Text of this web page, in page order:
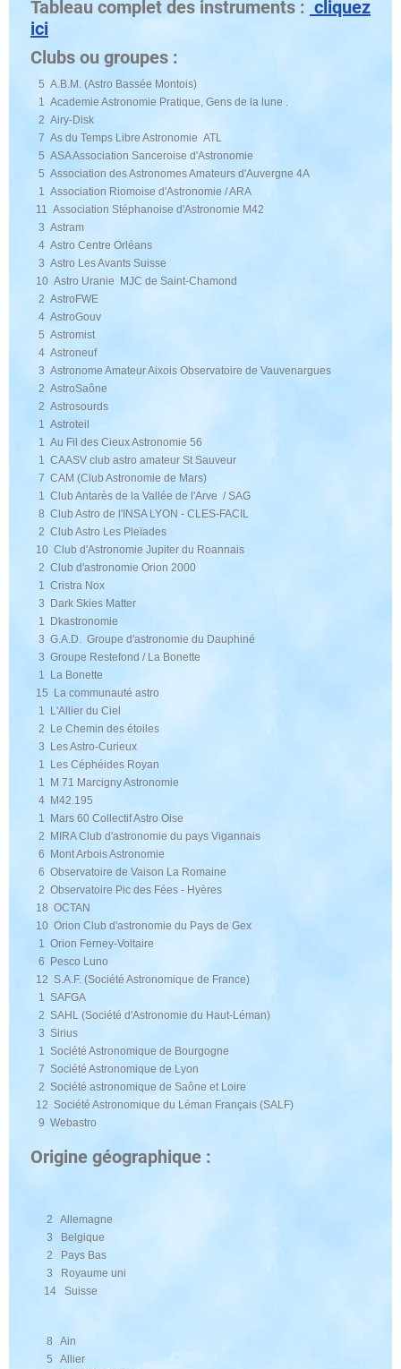
Tableau complet des instruments : cliquez
ici
Clubs ou groupes :
5 A.B.M. (Astro Bassée Montois)
1 Academie Astronomie Pratique, Gens de la lune .
2 Airy-Disk
7 As du Temps Libre Astronomie ATL
5 ASA Association Sanceroise d'Astronomie
5 Association des Astronomes Amateurs d'Auvergne 4A
1 Association Riomoise d'Astronomie / ARA
11 Association Stéphanoise d'Astronomie M42
3 Astram
4 Astro Centre Orléans
3 Astro Les Avants Suisse
10 Astro Uranie MJC de Saint-Chamond
2 AstroFWE
4 AstroGouv
5 Astromist
4 Astroneuf
3 Astronome Amateur Aixois Observatoire de Vauvenargues
2 AstroSaône
2 Astrosourds
1 Astroteil
1 Au Fil des Cieux Astronomie 56
1 CAASV club astro amateur St Sauveur
7 CAM (Club Astronomie de Mars)
1 Club Antarès de la Vallée de l'Arve / SAG
8 Club Astro de l'INSA LYON - CLES-FACIL
2 Club Astro Les Pleïades
10 Club d'Astronomie Jupiter du Roannais
2 Club d'astronomie Orion 2000
1 Cristra Nox
3 Dark Skies Matter
1 Dkastronomie
3 G.A.D. Groupe d'astronomie du Dauphiné
3 Groupe Restefond / La Bonette
1 La Bonette
15 La communauté astro
1 L'Allier du Ciel
2 Le Chemin des étoiles
3 Les Astro-Curieux
1 Les Céphéides Royan
1 M 71 Marcigny Astronomie
4 M42.195
1 Mars 60 Collectif Astro Oise
2 MIRA Club d'astronomie du pays Vigannais
6 Mont Arbois Astronomie
6 Observatoire de Vaison La Romaine
2 Observatoire Pic des Fées - Hyères
18 OCTAN
10 Orion Club d'astronomie du Pays de Gex
1 Orion Ferney-Voltaire
6 Pesco Luno
12 S.A.F. (Société Astronomique de France)
1 SAFGA
2 SAHL (Société d'Astronomie du Haut-Léman)
3 Sirius
1 Société Astronomique de Bourgogne
7 Société Astronomique de Lyon
2 Société astronomique de Saône et Loire
12 Société Astronomique du Léman Français (SALF)
9 Webastro
Origine géographique :
2 Allemagne
3 Belgique
2 Pays Bas
3 Royaume uni
14 Suisse
8 Ain
5 Allier